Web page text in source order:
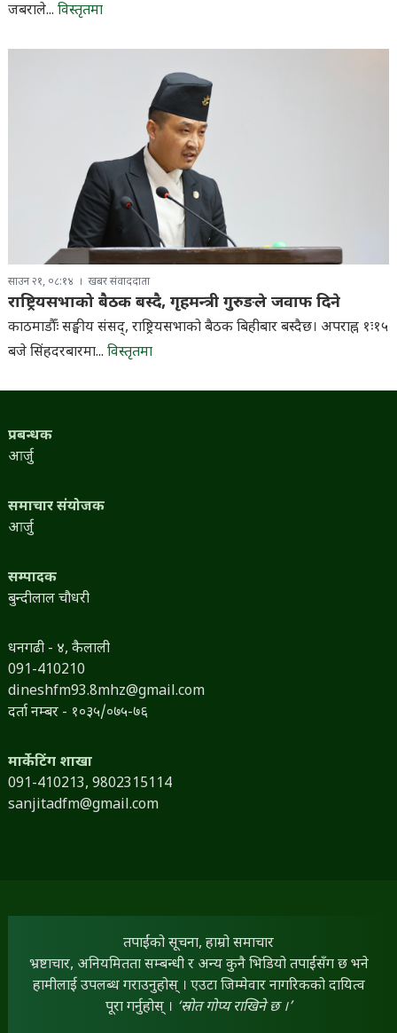
जबराले... विस्तृतमा
साउन २१, ०८:१४ खबर संवाददाता
राष्ट्रियसभाको बैठक बस्दै, गृहमन्त्री गुरुङले जवाफ दिने
काठमाडौँः सङ्घीय संसद्, राष्ट्रियसभाको बैठक बिहीबार बस्दैछ। अपराह्न १ः१५
बजे सिंहदरबारमा... विस्तृतमा
प्रबन्धक
आर्जु
समाचार संयोजक
आर्जु
सम्पादक
बुन्दीलाल चौधरी
धनगढी - ४, कैलाली
091-410210
dineshfm93.8mhz@gmail.com
दर्ता नम्बर - १०३५/०७५-७६
मार्केटिंग शाखा
091-410213, 9802315114
sanjitadfm@gmail.com
तपाईंको सूचना, हाम्रो समाचार
भ्रष्टाचार, अनियमितता सम्बन्धी र अन्य कुनै भिडियो तपाईंसँग छ भने
हामीलाई उपलब्ध गराउनुहोस् । एउटा जिम्मेवार नागरिकको दायित्व
पूरा गर्नुहोस् । ‘स्रोत गोप्य राखिने छ ।’